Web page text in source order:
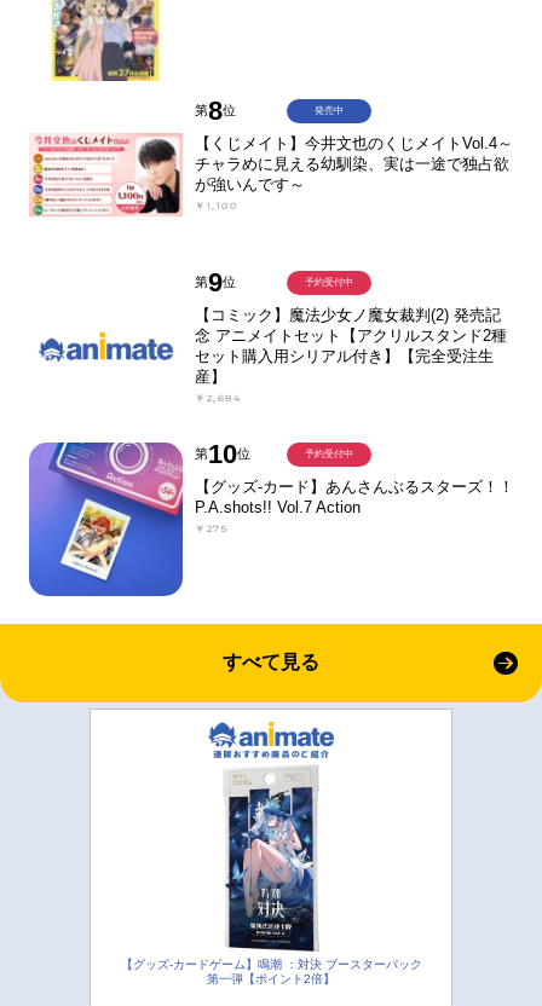
第8位
【くじメイト】今井文也のくじメイトVol.4～
チャラめに見える幼馴染、実は一途で独占欲
が強いんです～
￥1,100
発売中
第9位
【コミック】魔法少女ノ魔女裁判(2) 発売記
念 アニメイトセット【アクリルスタンド2種
セット購入用シリアル付き】【完全受注生
産】
￥2,684
予約受付中
第10位
【グッズ-カード】あんさんぶるスターズ！！
P.A.shots!! Vol.7 Action
￥275
予約受付中
すべて見る
【グッズ-カードゲーム】鳴潮 ：対決 ブースターパック
第一弾【ポイント2倍】